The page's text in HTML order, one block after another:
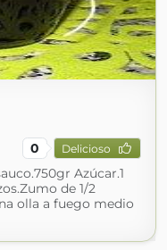
0 Delicioso
Azúcar.1
de 1/2
olla a fuego medio